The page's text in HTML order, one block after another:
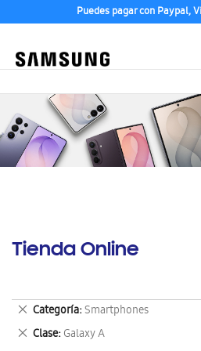
Puedes pagar con Paypal,
Tienda Online
Categoría Smartphones
Eliminar
este
artículo
Clase Galaxy A
Eliminar